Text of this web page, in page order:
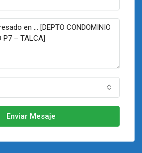
Enviar Mesaje